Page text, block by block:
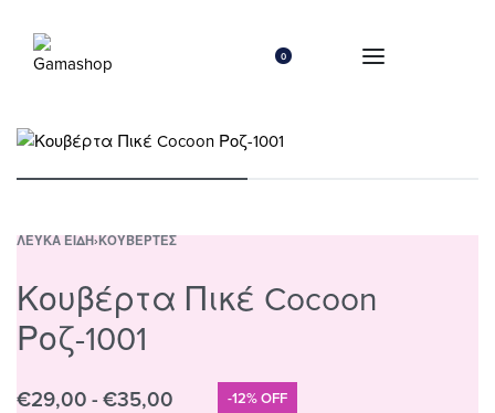
0
ΛΕΥΚΆ ΕΊΔΗ› ΚΟΥΒΈΡΤΕΣ
Κουβέρτα Πικέ Cocoon
Ροζ-1001
€29,00 €35,00 -12% OFF